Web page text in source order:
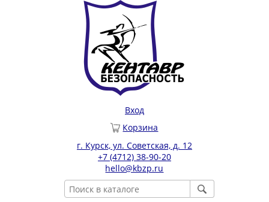
Вход
Корзина
г. Курск, ул. Советская, д. 12
+7 (4712) 38-90-20
hello@kbzp.ru